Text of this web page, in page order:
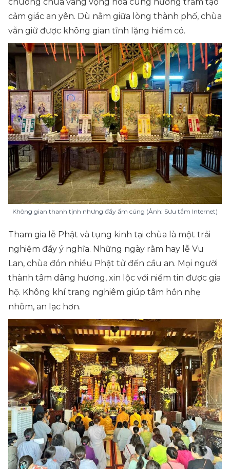
cảm giác an yên. Dù nằm giữa lòng thành phố, chùa
vẫn giữ được không gian tĩnh lặng hiếm có.
Không gian thanh tịnh nhưng đầy ấm cúng (Ảnh: Sưu tầm Internet)
Tham gia lễ Phật và tụng kinh tại chùa là một trải
nghiệm đầy ý nghĩa. Những ngày rằm hay lễ Vu
Lan, chùa đón nhiều Phật tử đến cầu an. Mọi người
thành tâm dâng hương, xin lộc với niềm tin được gia
hộ. Không khí trang nghiêm giúp tâm hồn nhẹ
nhõm, an lạc hơn.